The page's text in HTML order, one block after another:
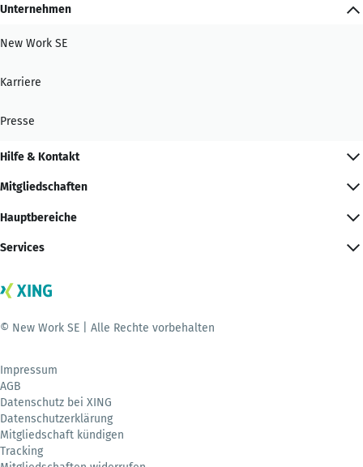
Unternehmen
New Work SE
Karriere
Presse
Hilfe & Kontakt
Mitgliedschaften
Hauptbereiche
Services
© New Work SE | Alle Rechte vorbehalten
Impressum
AGB
Datenschutz bei XING
Datenschutzerklärung
Mitgliedschaft kündigen
Tracking